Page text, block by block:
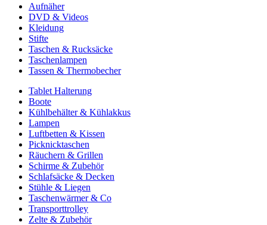
Aufnäher
DVD & Videos
Kleidung
Stifte
Taschen & Rucksäcke
Taschenlampen
Tassen & Thermobecher
Tablet Halterung
Boote
Kühlbehälter & Kühlakkus
Lampen
Luftbetten & Kissen
Picknicktaschen
Räuchern & Grillen
Schirme & Zubehör
Schlafsäcke & Decken
Stühle & Liegen
Taschenwärmer & Co
Transporttrolley
Zelte & Zubehör